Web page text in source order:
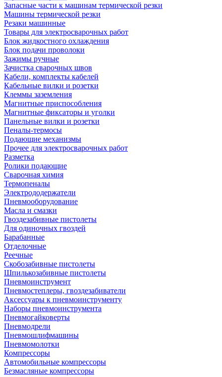
Запасные части к машинам термической резки
Машины термической резки
Резаки машинные
Товары для электросварочных работ
Блок жидкостного охлаждения
Блок подачи проволоки
Зажимы ручные
Зачистка сварочных швов
Кабели, комплекты кабелей
Кабельные вилки и розетки
Клеммы заземления
Магнитные приспособления
Магнитные фиксаторы и уголки
Панельные вилки и розетки
Пеналы-термосы
Подающие механизмы
Прочее для электросварочных работ
Разметка
Ролики подающие
Сварочная химия
Термопеналы
Электрододержатели
Пневмооборудование
Масла и смазки
Гвоздезабивные пистолеты
Для одиночных гвоздей
Барабанные
Отделочные
Реечные
Скобозабивные пистолеты
Шпилькозабивные пистолеты
Пневмоинструмент
Пневмостеплеры, гвоздезабиватели
Аксессуары к пневмоинструменту
Наборы пневмоинструмента
Пневмогайковерты
Пневмодрели
Пневмошлифмашины
Пневмомолотки
Компрессоры
Автомобильные компрессоры
Безмасляные компрессоры